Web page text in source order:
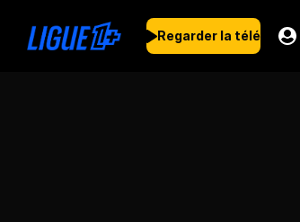
Regarder la télé